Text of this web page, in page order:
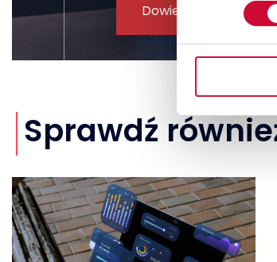
Dowiedz się więcej
Sprawdź